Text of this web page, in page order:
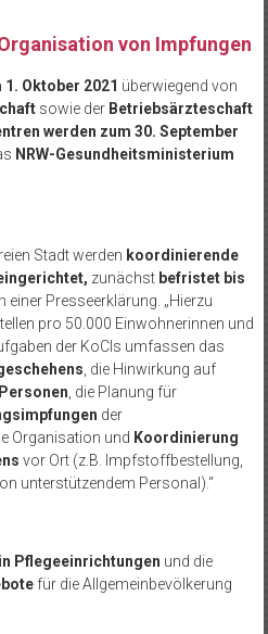
von Impfungen
1. Oktober 2021 überwiegend von
sowie der Betriebsärzteschaft
werden zum 30. September
NRW-Gesundheitsministerium
Stadt werden koordinierende
zunächstbefristet bis
einer Presseerklärung. „Hierzu
pro 50.000 Einwohnerinnen und
der KoCIs umfassen das
, die Hinwirkung auf
, die Planung für
der
Organisation und Koordinierung
vor Ort (z.B. Impfstoffbestellung,
unterstützendem Personal).“
Pflegeeinrichtungen und die
für die Allgemeinbevölkerung